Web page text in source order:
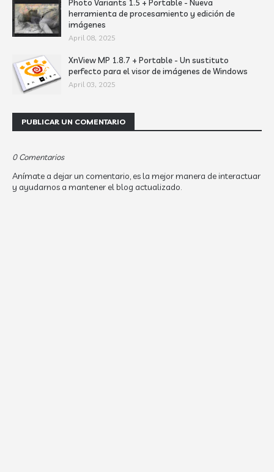
Photo Variants 1.5 + Portable - Nueva
herramienta de procesamiento y edición de
imágenes
April 08, 2025
XnView MP 1.8.7 + Portable - Un sustituto
perfecto para el visor de imágenes de Windows
April 03, 2025
PUBLICAR UN COMENTARIO
0 Comentarios
Anímate a dejar un comentario, es la mejor manera de interactuar
y ayudarnos a mantener el blog actualizado.